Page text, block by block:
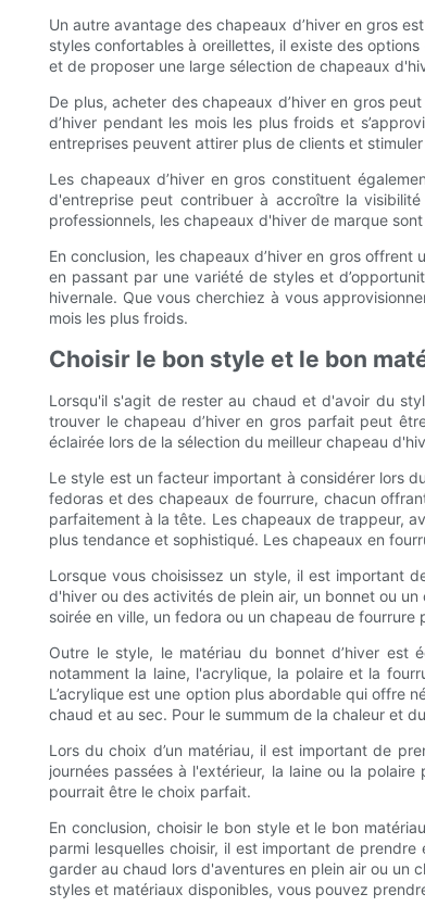
Un autre avantage des chapeaux d’hiver en gros
styles confortables à oreillettes, il existe des
et de proposer une large sélection de chapeaux
De plus, acheter des chapeaux d’hiver en gros
d’hiver pendant les mois les plus froids et
entreprises peuvent attirer plus de clients et
Les chapeaux d’hiver en gros constituent
d'entreprise peut contribuer à accroître la
professionnels, les chapeaux d'hiver de marque
En conclusion, les chapeaux d’hiver en gros
en passant par une variété de styles et
hivernale. Que vous cherchiez à vous
mois les plus froids.
Choisir le bon style et le bon
Lorsqu'il s'agit de rester au chaud et d'avoir du
trouver le chapeau d’hiver en gros parfait peut
éclairée lors de la sélection du meilleur chapeau
Le style est un facteur important à considérer lors
fedoras et des chapeaux de fourrure, chacun
parfaitement à la tête. Les chapeaux de trappeur,
plus tendance et sophistiqué. Les chapeaux en
Lorsque vous choisissez un style, il est important
d'hiver ou des activités de plein air, un bonnet ou
soirée en ville, un fedora ou un chapeau de fourrure
Outre le style, le matériau du bonnet d’hiver est
notamment la laine, l'acrylique, la polaire et la
L’acrylique est une option plus abordable qui offre
chaud et au sec. Pour le summum de la chaleur et
Lors du choix d’un matériau, il est important de
journées passées à l'extérieur, la laine ou la
pourrait être le choix parfait.
En conclusion, choisir le bon style et le bon
parmi lesquelles choisir, il est important de
garder au chaud lors d'aventures en plein air ou un
styles et matériaux disponibles, vous pouvez